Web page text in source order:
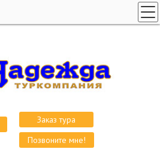
Заказ тура
Позвоните мне!
ВИЗЫ
АВИАБИЛЕТЫ
ОТЕЛИ